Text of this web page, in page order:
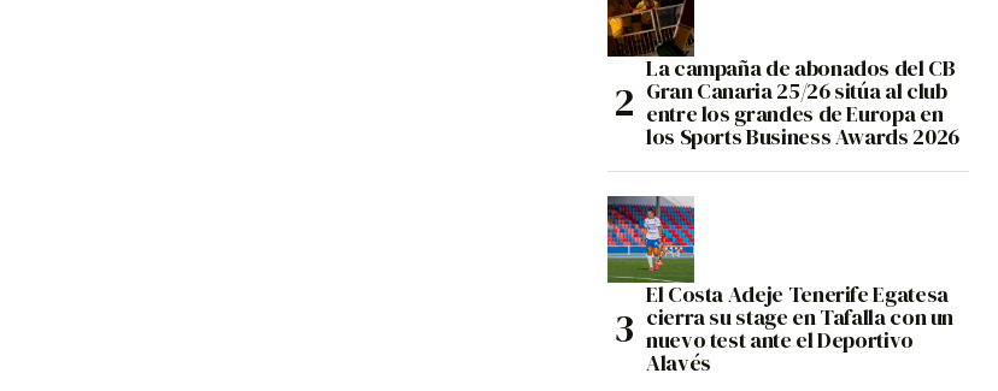
La campaña de abonados del CB
Gran Canaria 25/26 sitúa al club
entre los grandes de Europa en
los Sports Business Awards 2026
El Costa Adeje Tenerife Egatesa
cierra su stage en Tafalla con un
nuevo test ante el Deportivo
Alavés